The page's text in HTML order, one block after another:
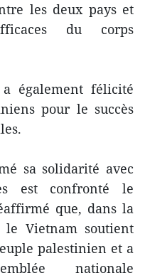
les deux pays et
du corps
également félicité
pour le succès
sa solidarité avec
est confronté le
que, dans la
le Vietnam soutient
palestinien et a
nationale